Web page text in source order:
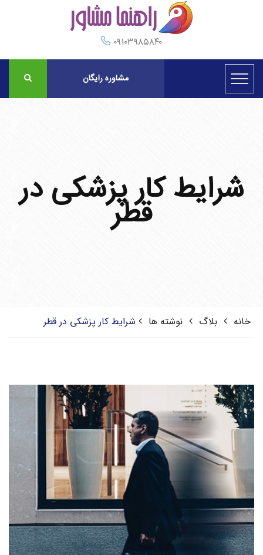
۰۹۱۰۳۹۸۵۸۴۰
مشاوره رایگان
شرایط کار پزشکی در
قطر
خانه بلاگ نوشته ها شرایط کار پزشکی در قطر